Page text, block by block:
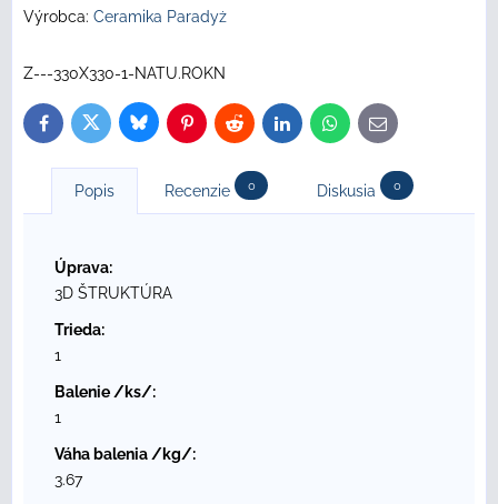
Výrobca: Ceramika Paradyż
Z---330X330-1-NATU.ROKN
FacebookTwitterBlueskyPinterestReddit LinkedInWhatsApp
E-
mail
Popis Recenzie 0 Diskusia 0
Úprava:
3D ŠTRUKTÚRA
Trieda:
1
Balenie /ks/:
1
Váha balenia /kg/:
3.67